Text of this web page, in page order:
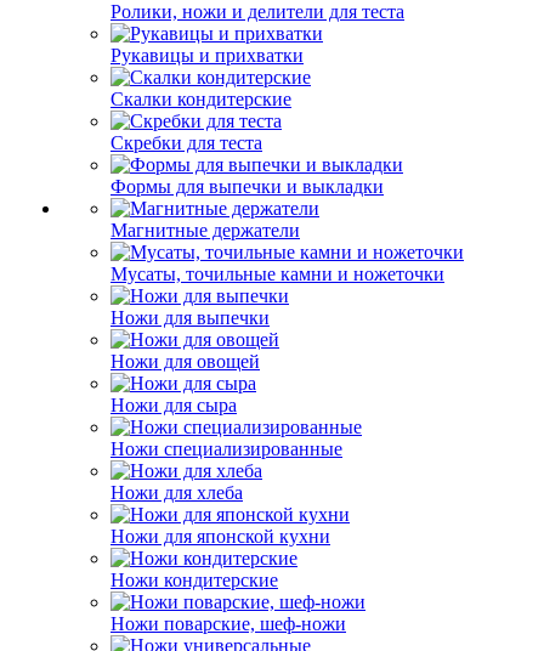
Ролики, ножи и делители для теста
Рукавицы и прихватки
Скалки кондитерские
Скребки для теста
Формы для выпечки и выкладки
Магнитные держатели
Мусаты, точильные камни и ножеточки
Ножи для выпечки
Ножи для овощей
Ножи для сыра
Ножи специализированные
Ножи для хлеба
Ножи для японской кухни
Ножи кондитерские
Ножи поварские, шеф-ножи